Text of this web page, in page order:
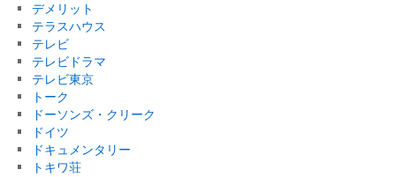
デメリット
テラスハウス
テレビ
テレビドラマ
テレビ東京
トーク
ドーソンズ・クリーク
ドイツ
ドキュメンタリー
トキワ荘